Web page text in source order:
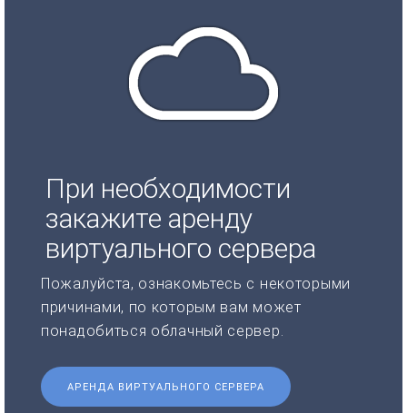
При необходимости
закажите аренду
виртуального сервера
Пожалуйста, ознакомьтесь с некоторыми
причинами, по которым вам может
понадобиться облачный сервер.
АРЕНДА ВИРТУАЛЬНОГО СЕРВЕРА